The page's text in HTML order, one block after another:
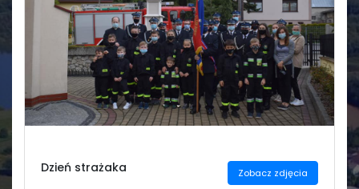
Koło gospodyń
wiejskich
Rada sołecka
Galerie
Dzień strażaka Zobacz zdjęcia